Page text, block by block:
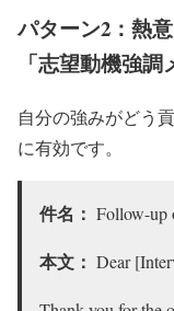
パターン2：熱
「志望動機強調
自分の強みがどう
に有効です。
件名： Follow-up
本文： Dear